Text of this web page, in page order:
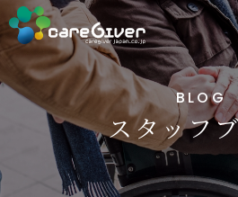
BLOG
スタッフ